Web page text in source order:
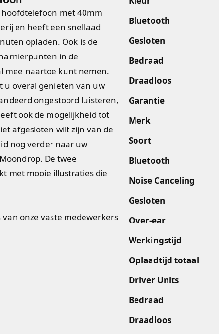
met 40mm
en heeft een snellaad
opladen. Ook is de
in de
mee naartoe kunt nemen.
u overal genieten van uw
ongestoord luisteren,
ook de mogelijkheid tot
afgesloten wilt zijn van de
nog verder naar uw
De twee
met mooie illustraties die
onze vaste medewerkers
Bluetooth
Gesloten
Bedraad
Draadloos
Garantie
Merk
Soort
Bluetooth
Noise Canceling
Gesloten
Over-ear
Werkingstijd
Oplaadtijd totaal
Driver Units
Bedraad
Draadloos